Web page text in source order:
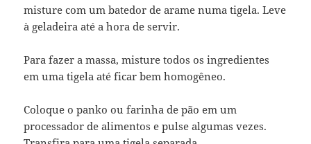
misture com um batedor de arame numa tigela. Leve
à geladeira até a hora de servir.
Para fazer a massa, misture todos os ingredientes
em uma tigela até ficar bem homogêneo.
Coloque o panko ou farinha de pão em um
processador de alimentos e pulse algumas vezes.